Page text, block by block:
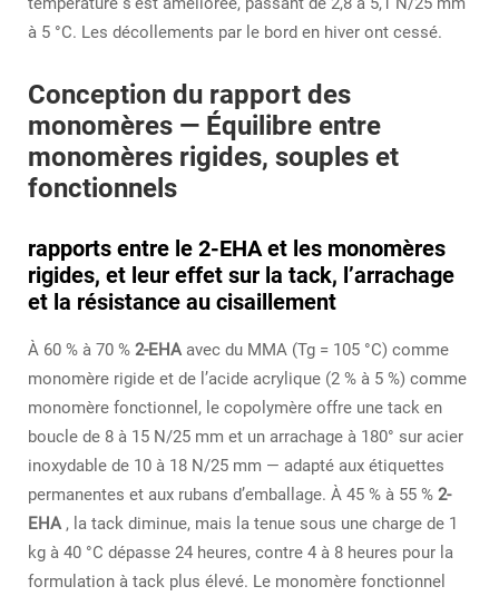
à 5 °C. Les décollements par le bord en hiver ont cessé.
Conception du rapport des
monomères — Équilibre entre
monomères rigides, souples et
fonctionnels
rapports entre le 2-EHA et les monomères
rigides, et leur effet sur la tack, l’arrachage
et la résistance au cisaillement
À 60 % à 70 % 2-EHA avec du MMA (Tg = 105 °C) comme
monomère rigide et de l’acide acrylique (2 % à 5 %) comme
monomère fonctionnel, le copolymère offre une tack en
boucle de 8 à 15 N/25 mm et un arrachage à 180° sur acier
inoxydable de 10 à 18 N/25 mm — adapté aux étiquettes
permanentes et aux rubans d’emballage. À 45 % à 55 % 2-
EHA , la tack diminue, mais la tenue sous une charge de 1
kg à 40 °C dépasse 24 heures, contre 4 à 8 heures pour la
formulation à tack plus élevé. Le monomère fonctionnel